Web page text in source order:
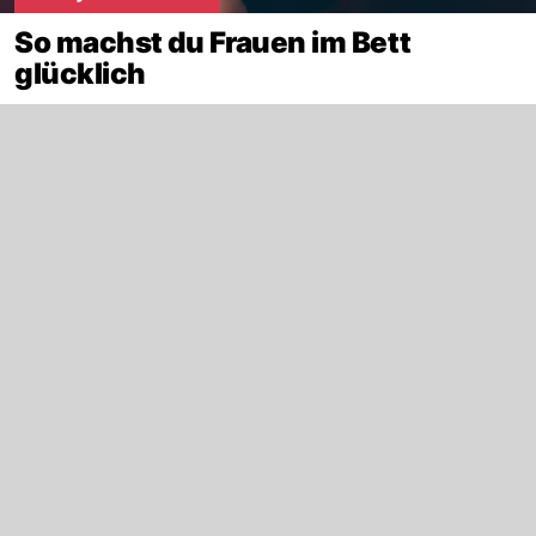
So machst du Frauen im Bett
glücklich